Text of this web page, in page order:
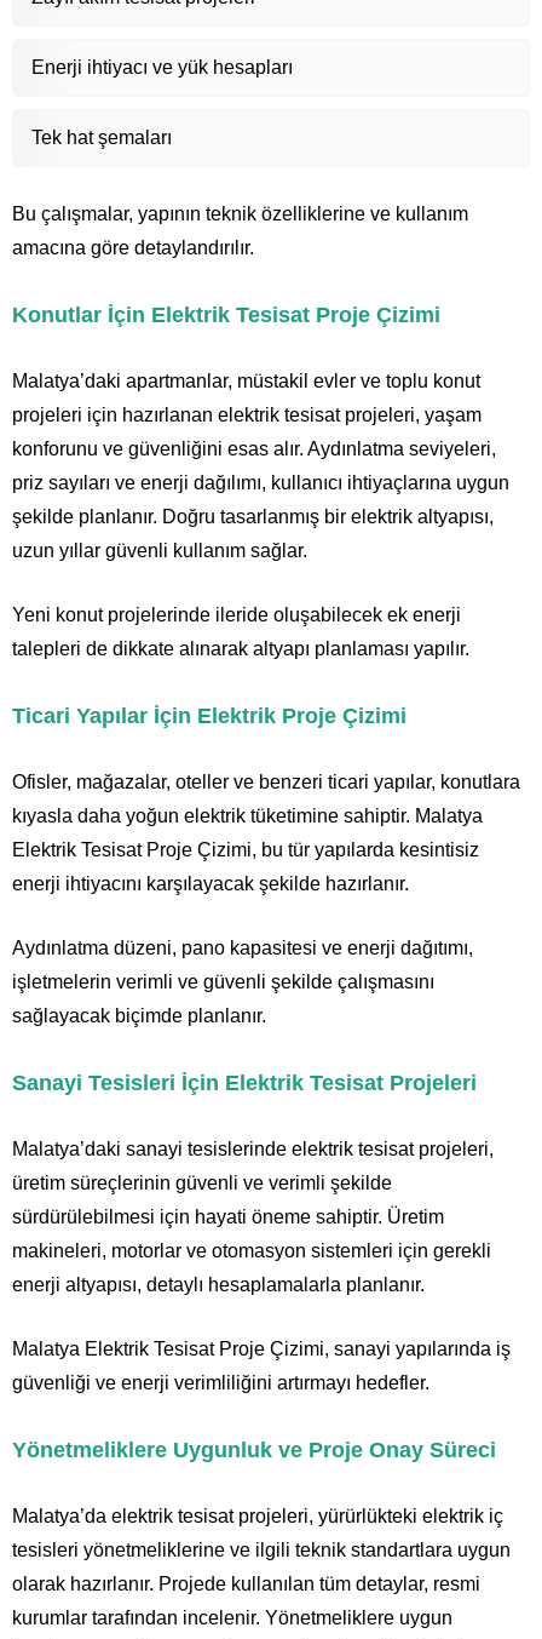
Enerji ihtiyacı ve yük hesapları
Tek hat şemaları
Bu çalışmalar, yapının teknik özelliklerine ve kullanım
amacına göre detaylandırılır.
Konutlar İçin Elektrik Tesisat Proje Çizimi
Malatya’daki apartmanlar, müstakil evler ve toplu konut
projeleri için hazırlanan elektrik tesisat projeleri, yaşam
konforunu ve güvenliğini esas alır. Aydınlatma seviyeleri,
priz sayıları ve enerji dağılımı, kullanıcı ihtiyaçlarına uygun
şekilde planlanır. Doğru tasarlanmış bir elektrik altyapısı,
uzun yıllar güvenli kullanım sağlar.
Yeni konut projelerinde ileride oluşabilecek ek enerji
talepleri de dikkate alınarak altyapı planlaması yapılır.
Ticari Yapılar İçin Elektrik Proje Çizimi
Ofisler, mağazalar, oteller ve benzeri ticari yapılar, konutlara
kıyasla daha yoğun elektrik tüketimine sahiptir. Malatya
Elektrik Tesisat Proje Çizimi, bu tür yapılarda kesintisiz
enerji ihtiyacını karşılayacak şekilde hazırlanır.
Aydınlatma düzeni, pano kapasitesi ve enerji dağıtımı,
işletmelerin verimli ve güvenli şekilde çalışmasını
sağlayacak biçimde planlanır.
Sanayi Tesisleri İçin Elektrik Tesisat Projeleri
Malatya’daki sanayi tesislerinde elektrik tesisat projeleri,
üretim süreçlerinin güvenli ve verimli şekilde
sürdürülebilmesi için hayati öneme sahiptir. Üretim
makineleri, motorlar ve otomasyon sistemleri için gerekli
enerji altyapısı, detaylı hesaplamalarla planlanır.
Malatya Elektrik Tesisat Proje Çizimi, sanayi yapılarında iş
güvenliği ve enerji verimliliğini artırmayı hedefler.
Yönetmeliklere Uygunluk ve Proje Onay Süreci
Malatya’da elektrik tesisat projeleri, yürürlükteki elektrik iç
tesisleri yönetmeliklerine ve ilgili teknik standartlara uygun
olarak hazırlanır. Projede kullanılan tüm detaylar, resmi
kurumlar tarafından incelenir. Yönetmeliklere uygun